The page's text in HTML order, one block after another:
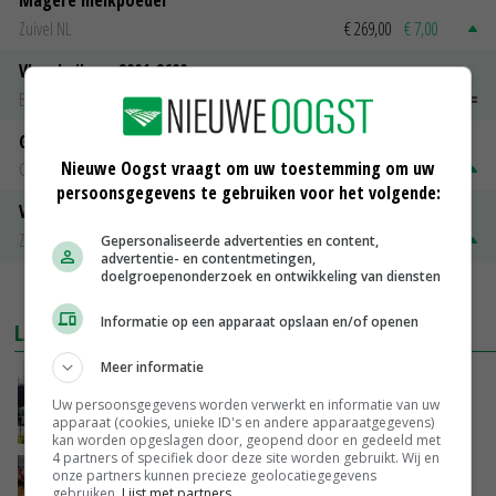
Zuivel NL
€ 269,00 € 7,00
Vleeskuikens 2001-2600 gr
Barneveld
€ 1,09
Gerst
Groningen
€ 197,00 € 2,00
Volle melkpoeder
Zuivel NL
€ 345,00
LAATSTE NIEUWS
juni
VANDAAG, 17:04
Frans onderzoekcentrum bestrijkt hele
Nieuwe Oogst vraagt om uw toestemming om uw
persoonsgegevens te gebruiken voor het volgende:
Gepersonaliseerde advertenties en content,
advertentie- en contentmetingen,
doelgroepenonderzoek en ontwikkeling van diensten
Informatie op een apparaat opslaan en/of openen
Meer informatie
Uw persoonsgegevens worden verwerkt en informatie van uw
apparaat (cookies, unieke ID's en andere apparaatgegevens)
kan worden opgeslagen door, geopend door en gedeeld met
4 partners of specifiek door deze site worden gebruikt. Wij en
onze partners kunnen precieze geolocatiegegevens